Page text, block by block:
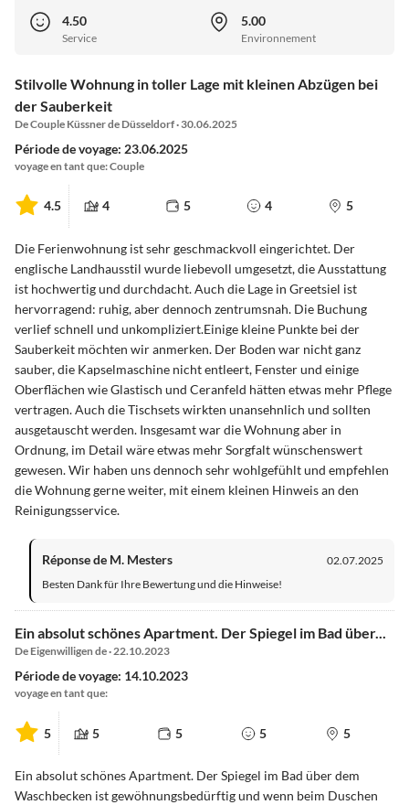
4.50
Service
5.00
Environnement
Stilvolle Wohnung in toller Lage mit kleinen Abzügen bei
der Sauberkeit
De Couple Küssner de Düsseldorf · 30.06.2025
Période de voyage: 23.06.2025
voyage en tant que: Couple
4.5 4 5 4 5
Die Ferienwohnung ist sehr geschmackvoll eingerichtet. Der
englische Landhausstil wurde liebevoll umgesetzt, die Ausstattung
ist hochwertig und durchdacht. Auch die Lage in Greetsiel ist
hervorragend: ruhig, aber dennoch zentrumsnah. Die Buchung
verlief schnell und unkompliziert.Einige kleine Punkte bei der
Sauberkeit möchten wir anmerken. Der Boden war nicht ganz
sauber, die Kapselmaschine nicht entleert, Fenster und einige
Oberflächen wie Glastisch und Ceranfeld hätten etwas mehr Pflege
vertragen. Auch die Tischsets wirkten unansehnlich und sollten
ausgetauscht werden. Insgesamt war die Wohnung aber in
Ordnung, im Detail wäre etwas mehr Sorgfalt wünschenswert
gewesen. Wir haben uns dennoch sehr wohlgefühlt und empfehlen
die Wohnung gerne weiter, mit einem kleinen Hinweis an den
Reinigungsservice.
Réponse de M. Mesters
02.07.2025
Besten Dank für Ihre Bewertung und die Hinweise!
Ein absolut schönes Apartment. Der Spiegel im Bad über...
De Eigenwilligen de · 22.10.2023
Période de voyage: 14.10.2023
voyage en tant que:
5 5 5 5 5
Ein absolut schönes Apartment. Der Spiegel im Bad über dem
Waschbecken ist gewöhnungsbedürftig und wenn beim Duschen